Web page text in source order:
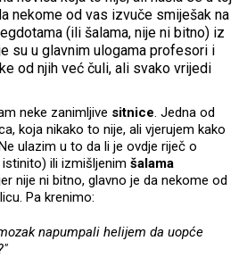
nekome od vas izvuče smiješak na
(ili šalama, nije ni bitno) iz
su u glavnim ulogama profesori i
od njih već čuli, ali svako vrijedi
neke zanimljive sitnice. Jedna od
koja nikako to nije, ali vjerujem kako
ulazim u to da li je ovdje riječ o
ili izmišljenim šalama
nije ni bitno, glavno je da nekome od
Pa krenimo:
napumpali helijem da uopće